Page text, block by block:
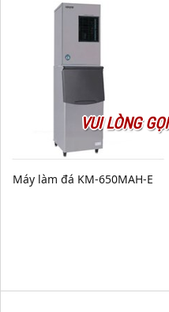
VUI LÒNG GỌI
Máy làm đá KM-650MAH-E